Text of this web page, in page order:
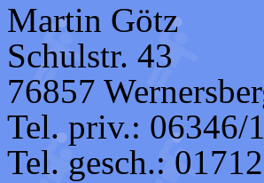
Martin Götz
Schulstr. 43
76857
Tel. priv.: 06346/
Tel. gesch.: